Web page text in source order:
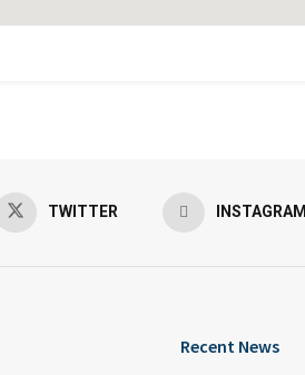
TWITTER INSTAGRAM
Recent News